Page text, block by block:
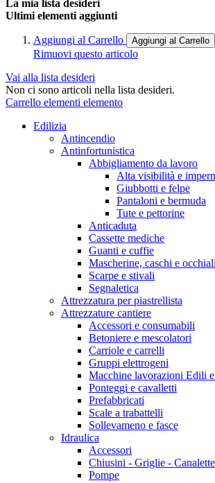
La mia lista desideri
Ultimi elementi aggiunti
Aggiungi al Carrello Aggiungi al Carrello
Rimuovi questo articolo
Vai alla lista desideri
Non ci sono articoli nella lista desideri.
Carrello elementi elemento
Edilizia
Antincendio
Antinfortunistica
Abbigliamento da lavoro
Alta visibilità e
Giubbotti e felpe
Pantaloni e bermuda
Tute e pettorine
Anticaduta
Cassette mediche
Guanti e cuffie
Mascherine, caschi e occhiali
Scarpe e stivali
Segnaletica
Attrezzatura per piastrellista
Attrezzature cantiere
Accessori e consumabili
Betoniere e mescolatori
Carriole e carrelli
Gruppi elettrogeni
Macchine lavorazioni Edili
Ponteggi e cavalletti
Prefabbricati
Scale a trabattelli
Sollevameno e fasce
Idraulica
Accessori
Chiusini - Griglie - Canalette
Pompe